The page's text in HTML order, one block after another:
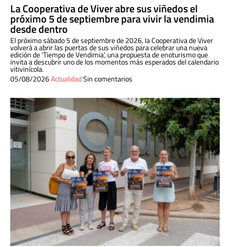
La Cooperativa de Viver abre sus viñedos el
próximo 5 de septiembre para vivir la vendimia
desde dentro
El próximo sábado 5 de septiembre de 2026, la Cooperativa de Viver
volverá a abrir las puertas de sus viñedos para celebrar una nueva
edición de ‘Tiempo de Vendimia’, una propuesta de enoturismo que
invita a descubrir uno de los momentos más esperados del calendario
vitivinícola.
05/08/2026ActualidadSin comentarios